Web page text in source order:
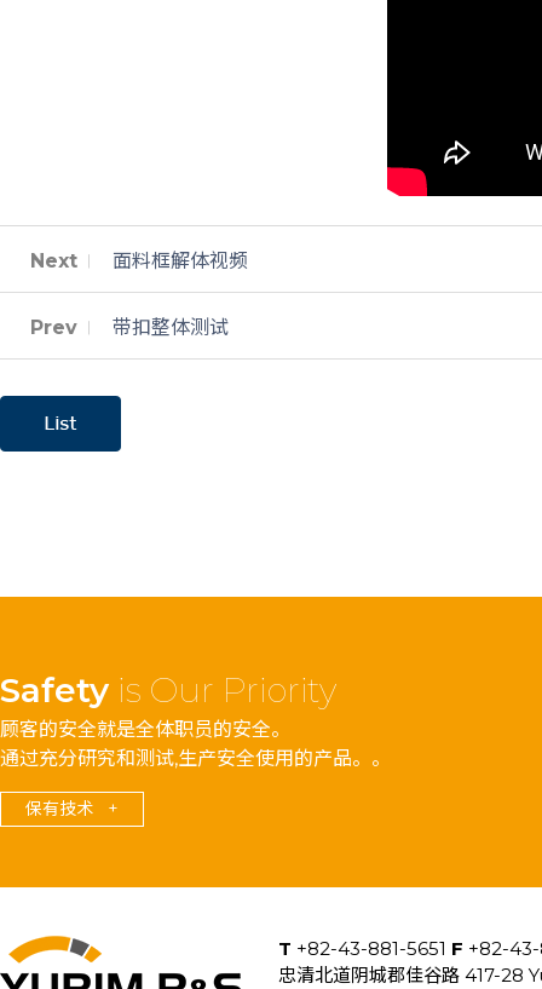
Next 面料框解体视频
Prev 带扣整体测试
Safetyis Our Priority
顾客的安全就是全体职员的安全。
通过充分研究和测试,生产安全使用的产品。。
保有技术 +
T +82-43-881-5651 F +82-
忠清北道阴城郡佳谷路 417-28